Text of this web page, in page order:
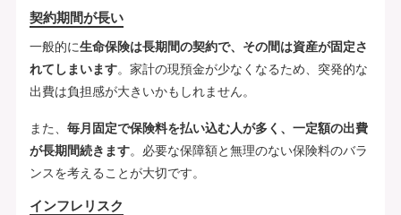
契約期間が長い
一般的に生命保険は長期間の契約で、その間は資産が固定さ
れてしまいます。家計の現預金が少なくなるため、突発的な
出費は負担感が大きいかもしれません。
また、 毎月固定で保険料を払い込む人が多く、一定額の出費
が長期間続きます。必要な保障額と無理のない保険料のバラ
ンスを考えることが大切です。
インフレリスク